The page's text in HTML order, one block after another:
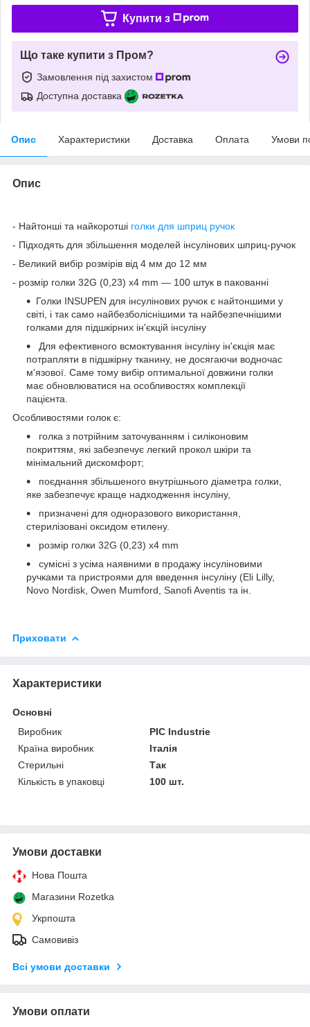
Купити з
Що таке купити з Пром?
Замовлення під захистом
Доступна доставка
Опис Характеристики Доставка Оплата Умови
Опис
- Найтонші та найкоротші голки для шприц ручок
- Підходять для збільшення моделей інсулінових шприц-ручок
- Великий вибір розмірів від 4 мм до 12 мм
- розмір голки 32G (0,23) x4 mm — 100 штук в пакованні
Голки INSUPEN для інсулінових ручок є найтоншими у
світі, і так само найбезболіснішими та найбезпечнішими
голками для підшкірних ін'єкцій інсуліну
Для ефективного всмоктування інсуліну ін'єкція має
потрапляти в підшкірну тканину, не досягаючи водночас
м'язової. Саме тому вибір оптимальної довжини голки
має обновлюватися на особливостях комплекції
пацієнта.
Особливостями голок є:
голка з потрійним заточуванням і силіконовим
покриттям, які забезпечує легкий прокол шкіри та
мінімальний дискомфорт;
поєднання збільшеного внутрішнього діаметра голки,
яке забезпечує краще надходження інсуліну,
призначені для одноразового використання,
стерилізовані оксидом етилену.
розмір голки 32G (0,23) x4 mm
сумісні з усіма наявними в продажу інсуліновими
ручками та пристроями для введення інсуліну (Eli Lilly,
Novo Nordisk, Owen Mumford, Sanofi Aventis та ін.
Приховати
Характеристики
Основні
Виробник
PIC Industrie
Країна виробник
Італія
Стерильні
Так
Кількість в упаковці
100 шт.
Умови доставки
Нова Пошта
Магазини Rozetka
Укрпошта
Самовивіз
Всі умови доставки
Умови оплати